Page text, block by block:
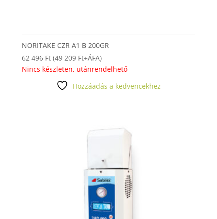
NORITAKE CZR A1 B 200GR
62 496 Ft (49 209 Ft+ÁFA)
Nincs készleten, utánrendelhető
Hozzáadás a kedvencekhez